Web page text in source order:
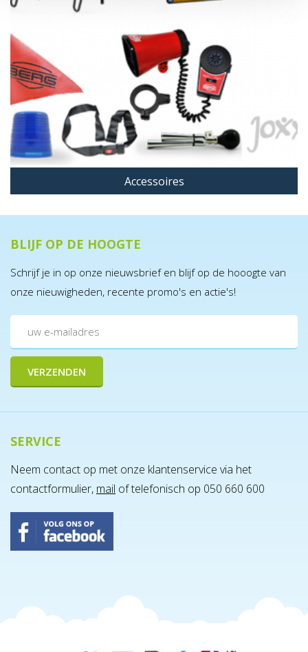
Accessoires
BLIJF OP DE HOOGTE
Schrijf je in op onze nieuwsbrief en blijf op de hooogte van
onze nieuwigheden, recente promo's en actie's!
SERVICE
Neem contact op met onze klantenservice via het
contactformulier, mail of telefonisch op 050 660 600